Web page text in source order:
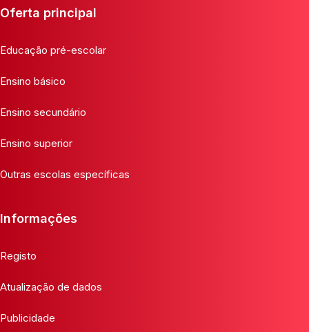
Oferta principal
Educação pré-escolar
Ensino básico
Ensino secundário
Ensino superior
Outras escolas específicas
Informações
Registo
Atualização de dados
Publicidade